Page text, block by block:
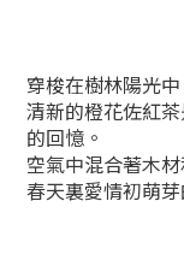
穿梭在樹林陽光
清新的橙花佐紅
的回憶。
空氣中混合著木
春天裏愛情初萌芽